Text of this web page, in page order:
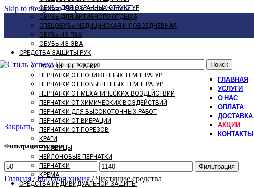
Skip to navigationSkip to main content
Поиск
ОБУВЬ ДЛЯ ОХРАННЫХ СТРУКТУР
ОБУВЬ ДЛЯ АКТИВНОГО ОТДЫХА
СПЕЦОБУВЬ МЕДИЦИНСКАЯ И ПОВСЕДНЕВНАЯ
ОБУВЬ ИЗ ПВХ
ОБУВЬ ИЗ ЭВА
СРЕДСТВА ЗАЩИТЫ РУК
РАБОЧИЕ ПЕРЧАТКИ
ПЕРЧАТКИ ОТ ПОНИЖЕННЫХ ТЕМПЕРАТУР
ПЕРЧАТКИ ОТ ПОВЫШЕННЫХ ТЕМПЕРАТУР
ПЕРЧАТКИ ОТ МЕХАНИЧЕСКИХ ВОЗДЕЙСТВИЙ
ПЕРЧАТКИ ОТ ХИМИЧЕСКИХ ВОЗДЕЙСТВИЙ
ПЕРЧАТКИ ДЛЯ ВЫСОКОТОЧНЫХ РАБОТ
ПЕРЧАТКИ ОТ ВИБРАЦИИ
ПЕРЧАТКИ ОТ ПОРЕЗОВ
КРАГИ
РУКАВИЦЫ
НЕЙЛОНОВЫЕ ПЕРЧАТКИ
ПЕРЧАТКИ
КРЕМА
СРЕДСТВА ИНДИВИДУАЛЬНОЙ ЗАЩИТЫ
ГЛАВНАЯ
УСЛУГИ
О НАС
ОПЛАТА
ДОСТАВКА
АКЦИИ
КОНТАКТЫ
Закрыть
Фильтрация по цене
Минимальная
цена
Максимальная
цена
Фильтрация
Главная/ Бытовая химия / Чистящие средства